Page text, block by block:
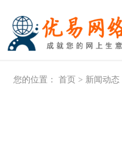
您的位置： 首页 > 新闻动态